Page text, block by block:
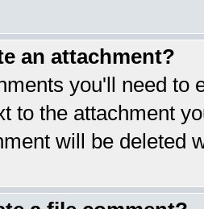
an attachment?
you'll need
to the attachment
will be deleted